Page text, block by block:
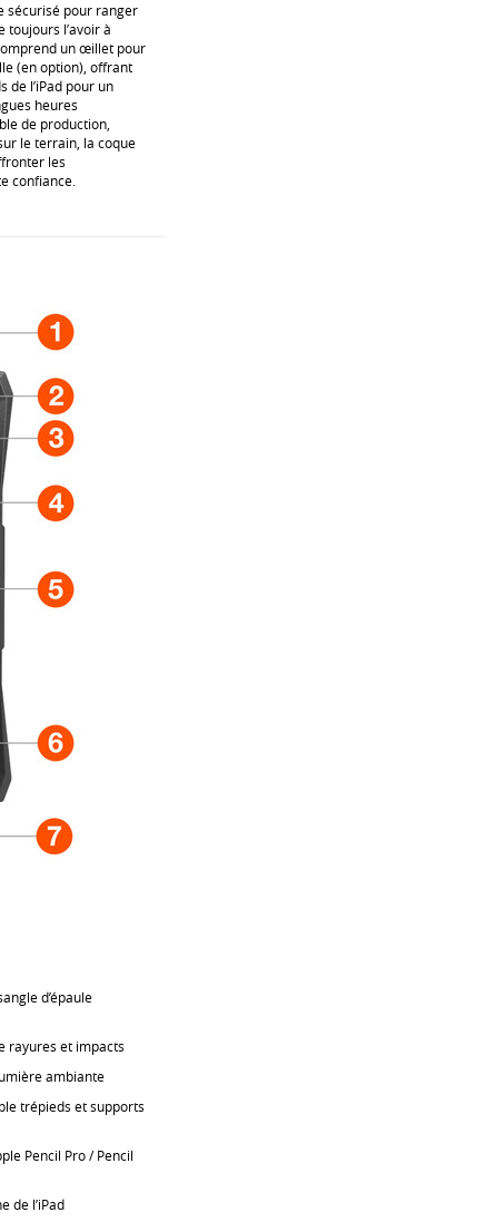
sécurisé pour ranger
toujours l’avoir à
un œillet pour
(en option), offrant
de l’iPad pour un
heures
de production,
le terrain, la coque
les
confiance.
d’épaule
rayures et impacts
ambiante
trépieds et supports
Pencil Pro / Pencil
de l’iPad